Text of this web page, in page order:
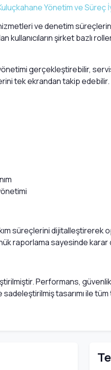
Yönetim ve Süreç
ve denetim
şirket bazlı
gerçekleştirebilir,
tek ekrandan takip edebilir.
süreçlerini dijitalleştirerek
raporlama sayesinde
Performans,
sadeleştirilmiş tasarımı ile